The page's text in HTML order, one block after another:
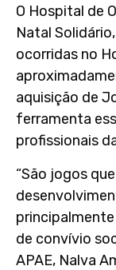
O Hospital de
Natal
ocorridas no
aquisição de
ferramenta
profissionais
“São jogos
de convívio
APAE, Nalva